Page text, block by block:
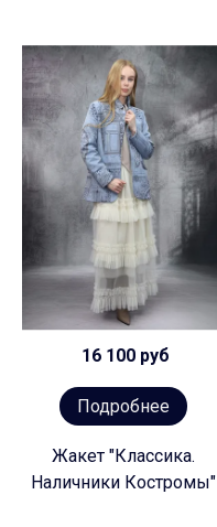
16 100 руб
Подробнее
Жакет "Классика.
Наличники Костромы"